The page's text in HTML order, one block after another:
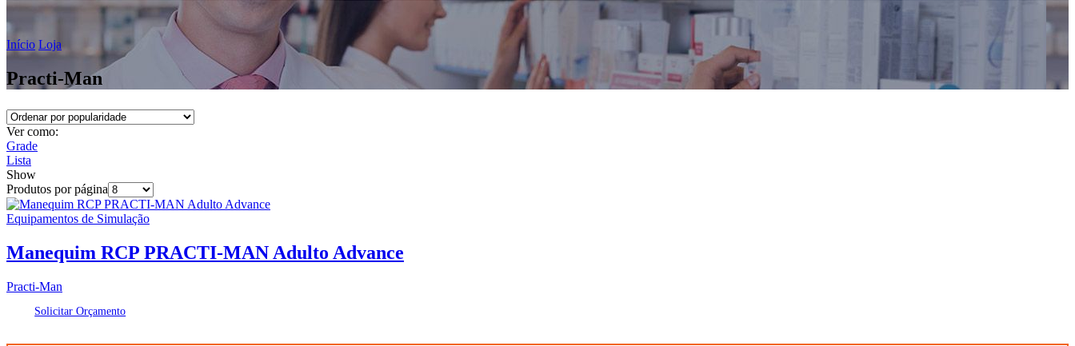
Início Loja
Practi-Man
Ver como:
Grade
Lista
Show
Produtos por página
Equipamentos de Simulação
Manequim RCP PRACTI-MAN Adulto Advance
Practi-Man
Solicitar Orçamento